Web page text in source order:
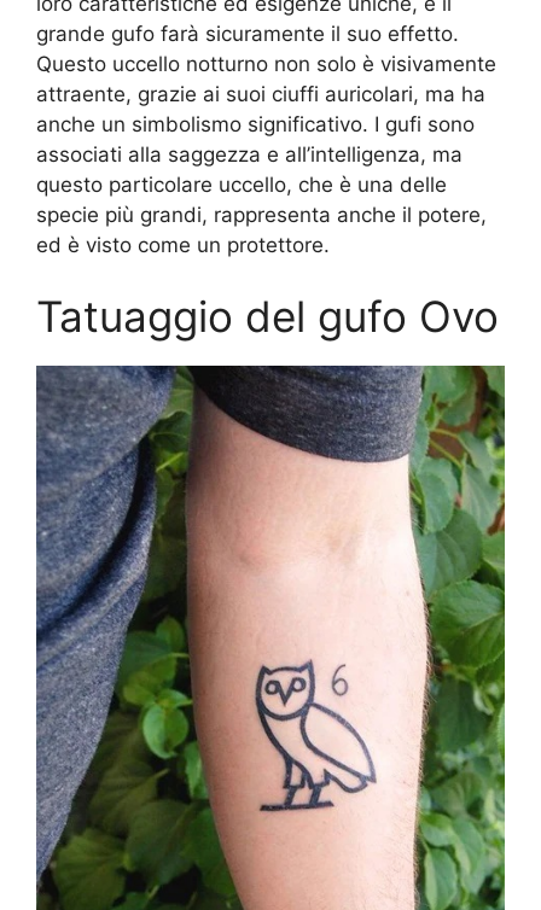
grande gufo farà sicuramente il suo effetto.
Questo uccello notturno non solo è visivamente
attraente, grazie ai suoi ciuffi auricolari, ma ha
anche un simbolismo significativo. I gufi sono
associati alla saggezza e all’intelligenza, ma
questo particolare uccello, che è una delle
specie più grandi, rappresenta anche il potere,
ed è visto come un protettore.
Tatuaggio del gufo Ovo